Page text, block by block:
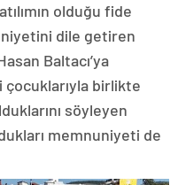
olduğu fide
dile getiren
Baltacı’ya
birlikte
söyleyen
memnuniyeti de